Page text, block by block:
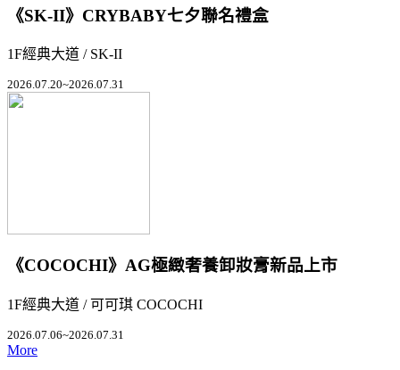
《SK-II》CRYBABY七夕聯名禮盒
1F經典大道 / SK-II
2026.07.20~2026.07.31
《COCOCHI》AG極緻奢養卸妝膏新品上市
1F經典大道 / 可可琪 COCOCHI
2026.07.06~2026.07.31
More